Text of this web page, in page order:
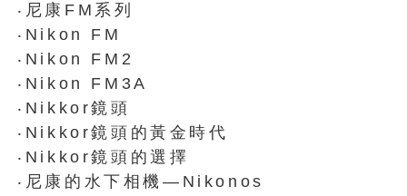
‧尼康FM系列
‧Nikon FM
‧Nikon FM2
‧Nikon FM3A
‧Nikkor鏡頭
‧Nikkor鏡頭的黃金時代
‧Nikkor鏡頭的選擇
‧尼康的水下相機—Nikonos